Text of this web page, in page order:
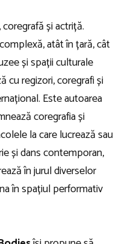
și actriță.
atât în țară, cât
și spații culturale
cu regizori, coregrafi și
Este autoarea
coregrafia și
la care lucrează sau
și dans contemporan,
în jurul diverselor
în spațiul performativ